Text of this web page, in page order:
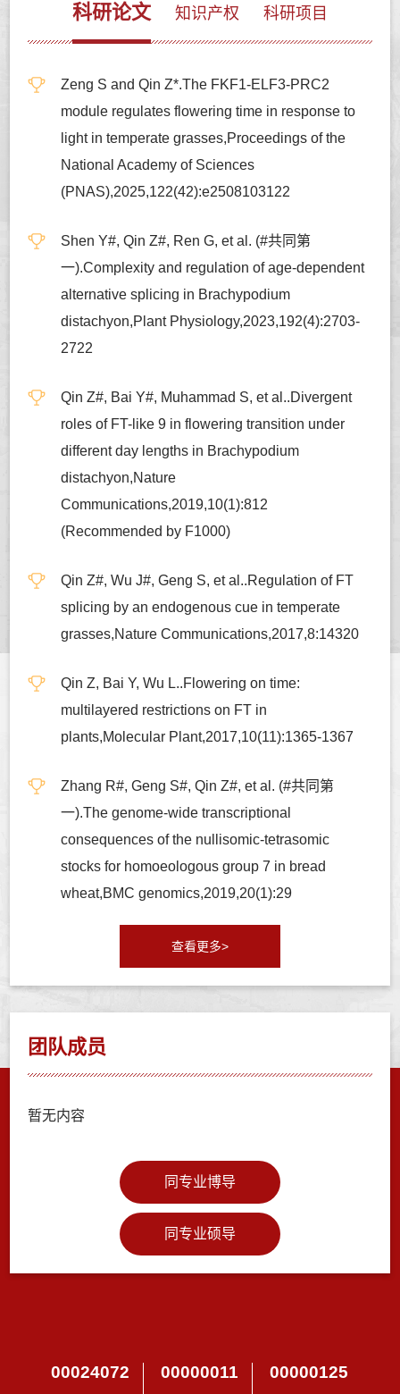
科研论文 知识产权 科研项目
Zeng S and Qin Z*.The FKF1-ELF3-PRC2
module regulates flowering time in response to
light in temperate grasses,Proceedings of the
National Academy of Sciences
(PNAS),2025,122(42):e2508103122
Shen Y#, Qin Z#, Ren G, et al. (#共同第
一).Complexity and regulation of age-dependent
alternative splicing in Brachypodium
distachyon,Plant Physiology,2023,192(4):2703-
2722
Qin Z#, Bai Y#, Muhammad S, et al..Divergent
roles of FT-like 9 in flowering transition under
different day lengths in Brachypodium
distachyon,Nature
Communications,2019,10(1):812
(Recommended by F1000)
Qin Z#, Wu J#, Geng S, et al..Regulation of FT
splicing by an endogenous cue in temperate
grasses,Nature Communications,2017,8:14320
Qin Z, Bai Y, Wu L..Flowering on time:
multilayered restrictions on FT in
plants,Molecular Plant,2017,10(11):1365-1367
Zhang R#, Geng S#, Qin Z#, et al. (#共同第
一).The genome-wide transcriptional
consequences of the nullisomic-tetrasomic
stocks for homoeologous group 7 in bread
wheat,BMC genomics,2019,20(1):29
查看更多>
团队成员
暂无内容
同专业博导
同专业硕导
00024072 00000011 00000125